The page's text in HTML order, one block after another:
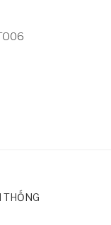
THỐNG